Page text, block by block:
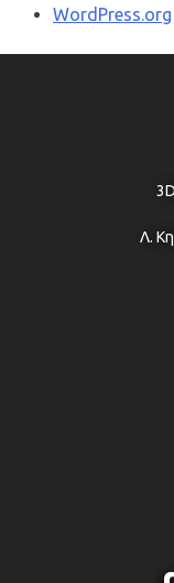
WordPress.org
Λ.